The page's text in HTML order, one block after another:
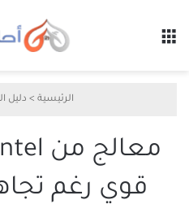
الرئيسية > دليل
قوي رغم